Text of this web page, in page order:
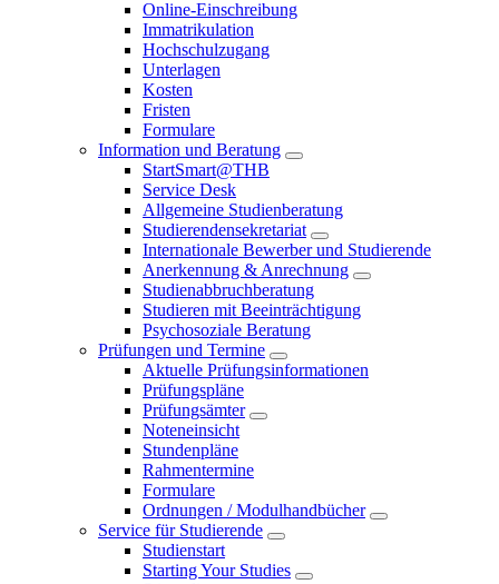
Online-Einschreibung
Immatrikulation
Hochschulzugang
Unterlagen
Kosten
Fristen
Formulare
Information und Beratung
StartSmart@THB
Service Desk
Allgemeine Studienberatung
Studierendensekretariat
Internationale Bewerber und Studierende
Anerkennung & Anrechnung
Studienabbruchberatung
Studieren mit Beeinträchtigung
Psychosoziale Beratung
Prüfungen und Termine
Aktuelle Prüfungsinformationen
Prüfungspläne
Prüfungsämter
Noteneinsicht
Stundenpläne
Rahmentermine
Formulare
Ordnungen / Modulhandbücher
Service für Studierende
Studienstart
Starting Your Studies